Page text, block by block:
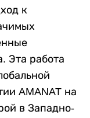
к
Эта работа
AMANAT на
в Западно-